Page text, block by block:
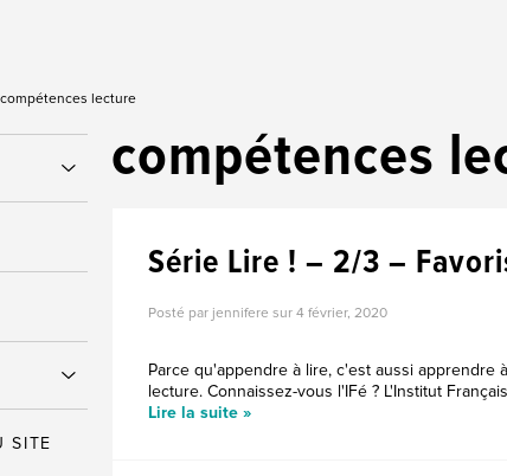
lecture
compétences
Série Lire ! – 2/3 –
Posté par jennifere sur 4 février, 2020
Parce qu'appendre à lire, c'est aussi apprendre
lecture. Connaissez-vous l'IFé ? L'Institut
Lire la suite »
SITE